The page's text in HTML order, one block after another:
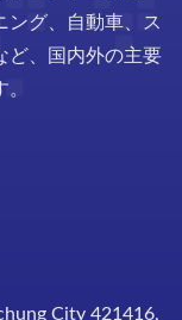
ング、自動車、ス
ど、国内外の主要
City 421416,